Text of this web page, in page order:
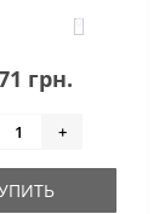
0
грн.
+